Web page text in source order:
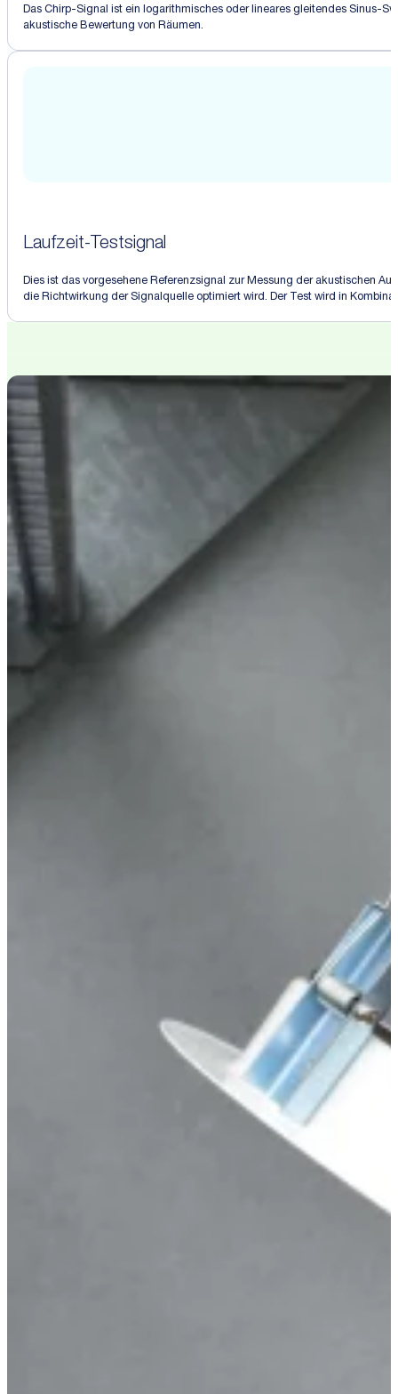
Das Chirp-Signal ist ein logarithmisches oder lineares gleitendes Sinus-
akustische Bewertung von Räumen.
Laufzeit-Testsignal
Dies ist das vorgesehene Referenzsignal zur Messung der akustischen
die Richtwirkung der Signalquelle optimiert wird. Der Test wird in